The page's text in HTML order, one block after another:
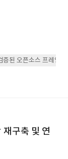
된 오픈소스 프레임워
구축 및 연